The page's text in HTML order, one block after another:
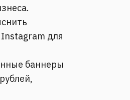
для
баннеры